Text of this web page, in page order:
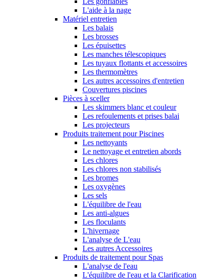
L'aide à la nage
Matériel entretien
Les balais
Les brosses
Les épuisettes
Les manches télescopiques
Les tuyaux flottants et accessoires
Les thermomètres
Les autres accessoires d'entretien
Couvertures piscines
Pièces à sceller
Les skimmers blanc et couleur
Les refoulements et prises balai
Les projecteurs
Produits traitement pour Piscines
Les nettoyants
Le nettoyage et entretien abords
Les chlores
Les chlores non stabilisés
Les bromes
Les oxygènes
Les sels
L'équilibre de l'eau
Les anti-algues
Les floculants
L'hivernage
L'analyse de L'eau
Les autres Accessoires
Produits de traitement pour Spas
L'analyse de l'eau
L'équilibre de l'eau et la Clarification